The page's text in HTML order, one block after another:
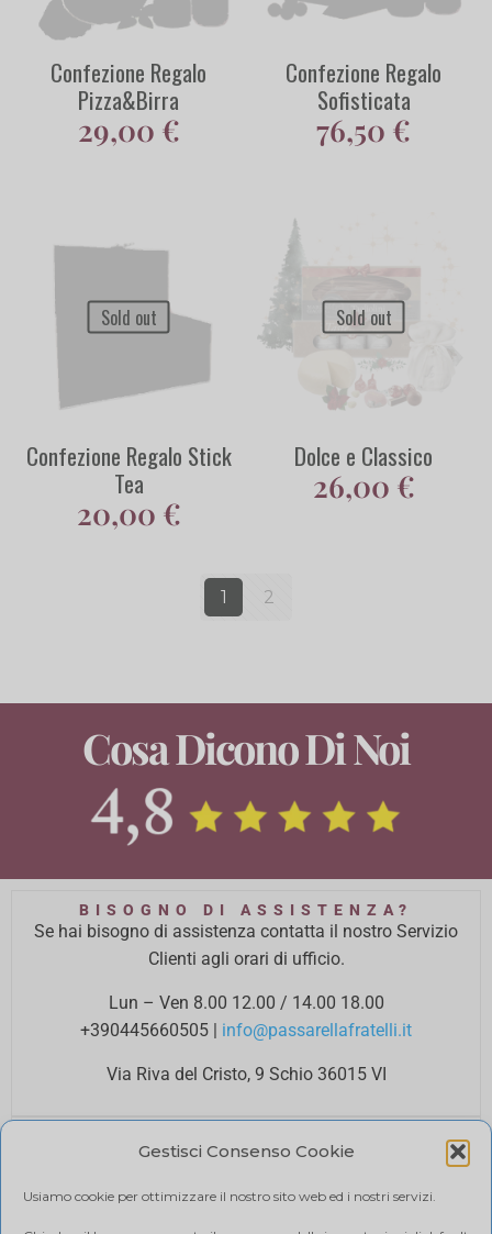
Gestisci Consenso Cookie
Usiamo cookie per ottimizzare il nostro sito web ed i nostri servizi.
Confezione Regalo​
Pizza&Birra
29,00 €
Confezione Regalo
Sofisticata
76,50 €
Sold out
Confezione Regalo Stick
Tea
20,00 €
Sold out
Dolce e Classico
26,00 €
1 2
Cosa Dicono Di Noi
BISOGNO DI ASSISTENZA?
Se hai bisogno di assistenza contatta il nostro Servizio
Clienti agli orari di ufficio.
Lun – Ven 8.00 12.00 / 14.00 18.00
+390445660505 | info@passarellafratelli.it
Via Riva del Cristo, 9 Schio 36015 VI
I tuoi pagamenti online sono protetti e accettiamo il
RIMBORSI E RESI
Politica di reso